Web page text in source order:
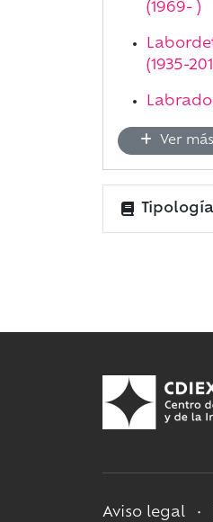
(1969- )
(1935-
Ver más
Aviso legal •